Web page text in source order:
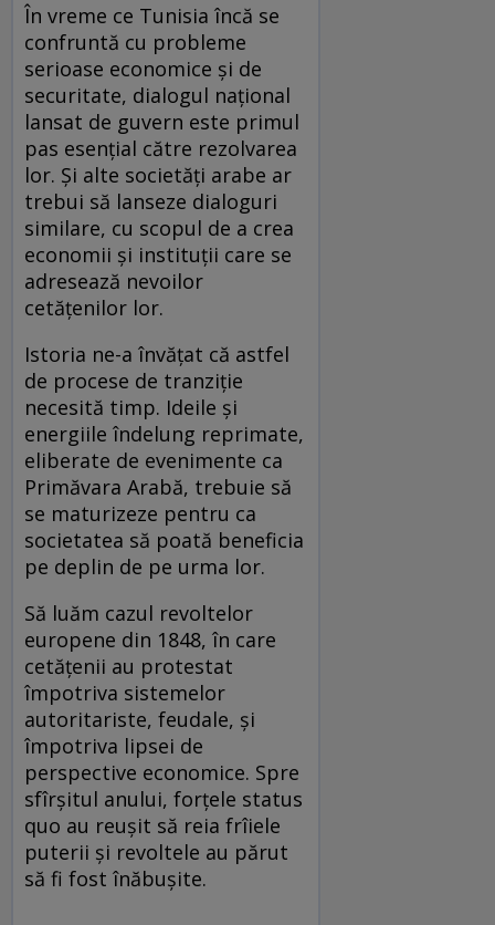
În vreme ce Tunisia încă se
confruntă cu probleme
serioase economice și de
securitate, dialogul național
lansat de guvern este primul
pas esențial către rezolvarea
lor. Și alte societăți arabe ar
trebui să lanseze dialoguri
similare, cu scopul de a crea
economii și instituții care se
adresează nevoilor
cetățenilor lor.
Istoria ne-a învățat că astfel
de procese de tranziție
necesită timp. Ideile și
energiile îndelung reprimate,
eliberate de evenimente ca
Primăvara Arabă, trebuie să
se maturizeze pentru ca
societatea să poată beneficia
pe deplin de pe urma lor.
Să luăm cazul revoltelor
europene din 1848, în care
cetățenii au protestat
împotriva sistemelor
autoritariste, feudale, și
împotriva lipsei de
perspective economice. Spre
sfîrșitul anului, forțele status
quo au reușit să reia frîiele
puterii și revoltele au părut
să fi fost înăbușite.